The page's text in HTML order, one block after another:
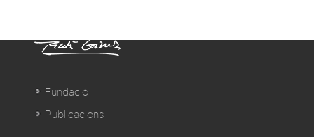
Fundació
Publicacions